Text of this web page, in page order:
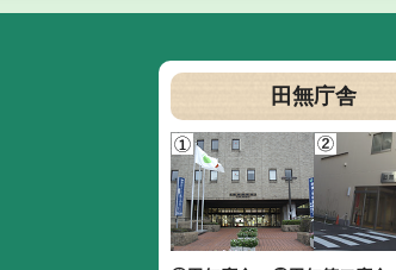
田無庁舎